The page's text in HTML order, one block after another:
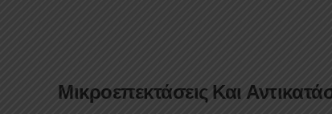
Μικροεπεκτάσεις Και